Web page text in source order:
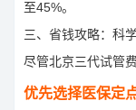
至45%。
三、省钱攻略：科
尽管北京三代试管
优先选择医保定